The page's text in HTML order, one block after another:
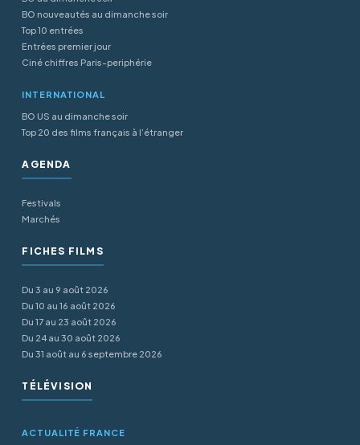
BO nouveautés au dimanche soir
Top 10 entrées
Entrées premier jour
Ciné chiffres Paris-periphérie
INTERNATIONAL
BO US au dimanche soir
Top 20 des films français à l’étranger
AGENDA
Festivals
Marchés
FICHES FILMS
Du 3 au 9 août 2026
Du 10 au 16 août 2026
Du 17 au 23 août 2026
Du 24 au 30 août 2026
Du 31 août au 6 septembre 2026
TÉLÉVISION
ACTUALITÉ FRANCE